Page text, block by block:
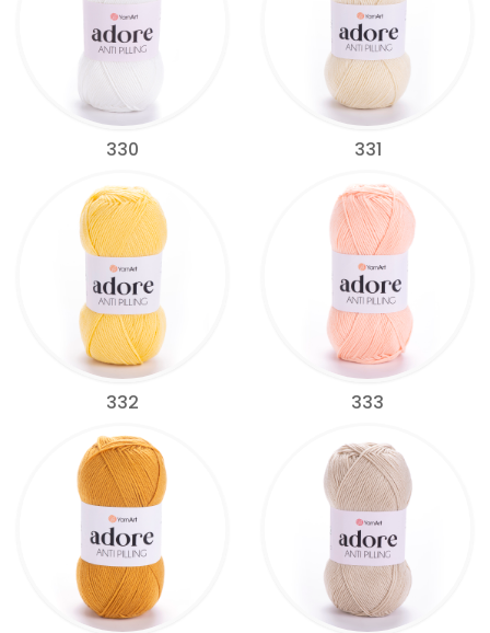
330 331
332 333